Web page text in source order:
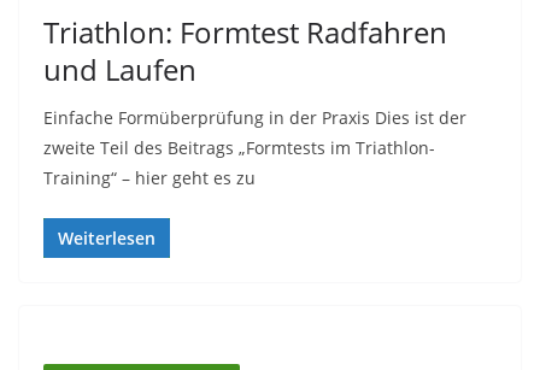
Triathlon: Formtest Radfahren
und Laufen
Einfache Formüberprüfung in der Praxis Dies ist der
zweite Teil des Beitrags „Formtests im Triathlon-
Training“ – hier geht es zu
Weiterlesen